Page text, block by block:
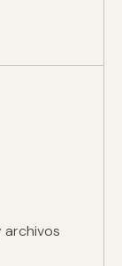
archivos